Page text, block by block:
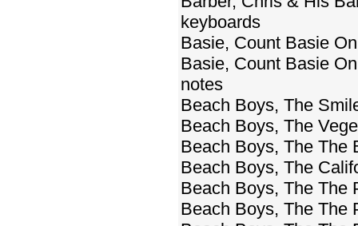
keyboards
Basie, Count Basie
Basie, Count Basie
notes
Beach Boys, The
Beach Boys, The
Beach Boys, The The
Beach Boys, The
Beach Boys, The The
Beach Boys, The The